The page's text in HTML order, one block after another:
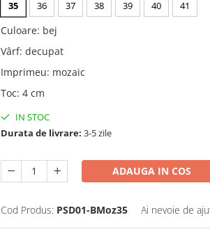
35 36 37 38 39 40 41
Culoare: bej
Vârf: decupat
Imprimeu: mozaic
Toc: 4 cm
IN STOC
Durata de livrare: 3-5 zile
ADAUGA IN COS
Cod Produs: PSD01-BMoz35 Ai nevoie de